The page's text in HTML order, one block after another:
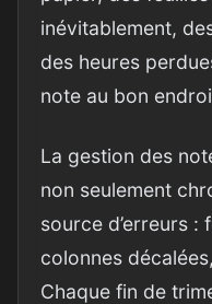
inévitablement,
des heures
note au bon
La gestion des
non seulement
source d’erreurs :
colonnes
Chaque fin de